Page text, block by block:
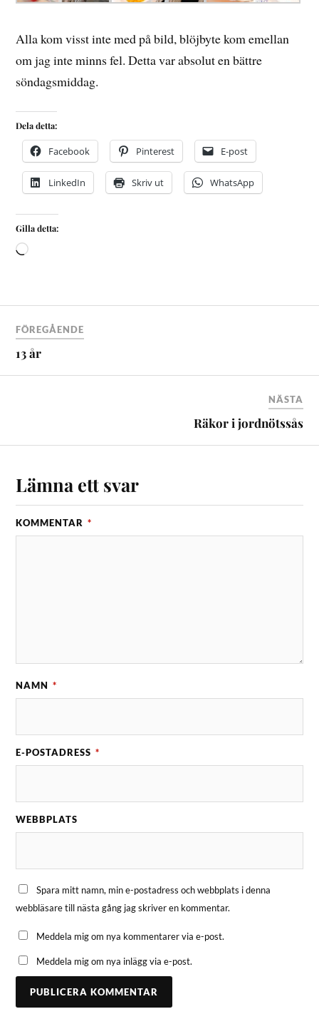
Alla kom visst inte med på bild, blöjbyte kom emellan
om jag inte minns fel. Detta var absolut en bättre
söndagsmiddag.
Dela detta:
Facebook Pinterest E-post
LinkedIn Skriv ut WhatsApp
Gilla detta:
FÖREGÅENDE
13 år
NÄSTA
Räkor i jordnötssås
Lämna ett svar
KOMMENTAR *
NAMN *
E-POSTADRESS *
WEBBPLATS
Spara mitt namn, min e-postadress och webbplats i denna
webbläsare till nästa gång jag skriver en kommentar.
Meddela mig om nya kommentarer via e-post.
Meddela mig om nya inlägg via e-post.